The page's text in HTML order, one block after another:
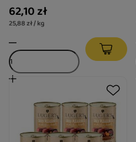
62,10 zł
25,88 zł / kg